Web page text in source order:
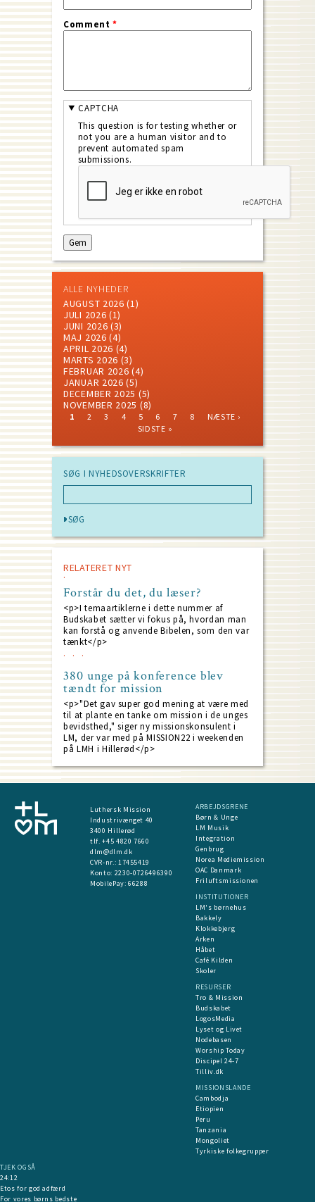
Comment*
CAPTCHA
This question is for testing whether or
not you are a human visitor and to
prevent automated spam
submissions.
ALLE NYHEDER
AUGUST 2026 (1)
JULI 2026 (1)
JUNI 2026 (3)
MAJ 2026 (4)
APRIL 2026 (4)
MARTS 2026 (3)
FEBRUAR 2026 (4)
JANUAR 2026 (5)
DECEMBER 2025 (5)
NOVEMBER 2025 (8)
CURRENT
1 PAGE
2 PAGE
3 PAGE
4 PAGE
5 PAGE
6 PAGE
7 PAGE
8
NEXT
NÆSTE ›
SIDSTE »
SØG I NYHEDSOVERSKRIFTER
RELATERET NYT
Forstår du det, du læser?
<p>I temaartiklerne i dette nummer af
Budskabet sætter vi fokus på, hvordan man
kan forstå og anvende Bibelen, som den var
tænkt</p>
380 unge på konference blev
tændt for mission
<p>"Det gav super god mening at være med
til at plante en tanke om mission i de unges
bevidsthed," siger ny missionskonsulent i
LM, der var med på MISSION22 i weekenden
på LMH i Hillerød</p>
Luthersk Mission
Industrivænget 40
3400 Hillerød
tlf. +45 4820 7660
dlm@dlm.dk
CVR-nr.: 17455419
​Konto: 2230-0726496390
MobilePay:66288
ARBEJDSGRENE
Børn & Unge
LM Musik
Integration
Genbrug
Norea Mediemission
OAC Danmark
Friluftsmissionen
INSTITUTIONER
LM's børnehus
Bakkely
Klokkebjerg
Arken
Håbet
Café Kilden
Skoler
RESURSER
Tro & Mission
Budskabet
LogosMedia
Lyset og Livet
Nodebasen
Worship Today
Discipel 24-7
Tilliv.dk
MISSIONSLANDE
Cambodja
Etiopien
Peru
Tanzania
Mongoliet
Tyrkiske folkegrupper
TJEK OGSÅ
24:12
Etos for god adfærd
For vores børns bedste